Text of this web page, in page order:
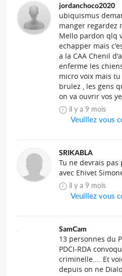
jordanchoco2020
ubiquismus
manger regardez
Mello pardon qlq
echapper mais
a la CAA Chenil
enferme les
micro voix mais
brulez , les gens
on va ouvrir vos
il y a 9 mois
Veuillez vous
SRIKABLA
Tu ne devrais
avec Ehivet
il y a 9 mois
Veuillez vous
SamCam
13 personnes du
PDCI-RDA
criminelle.... Et
depuis on ne